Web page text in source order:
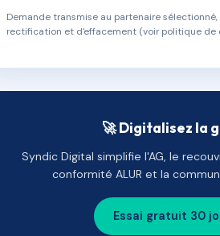
Demande transmise au partenaire
rectification et d'effacement (voir politique de
🚀 Digitalisez la
Syndic Digital simplifie l'AG, le
conformité ALUR et la
Essai gratuit 30